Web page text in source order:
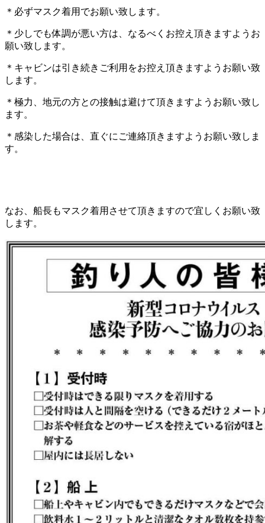
＊必ずマスク着用でお願い致します。
＊少しでも体調が悪い方は、なるべくお控え頂きますようお
願い致します。
＊キャビンは引き続きご利用をお控え頂きますようお願い致
します。
＊極力、地元の方との接触は避けて頂きますようお願い致し
ます。
＊感染した場合は、直ぐにご連絡頂きますようお願い致しま
す。
なお、船長もマスク着用させて頂きますので宜しくお願い致
します。